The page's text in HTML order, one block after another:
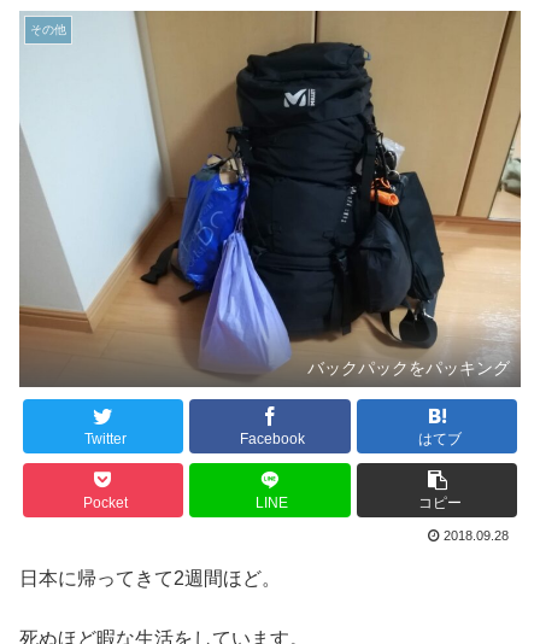
その他
バックパックをパッキング
Twitter Facebook はてブ
Pocket LINE コピー
2018.09.28
日本に帰ってきて2週間ほど。
死ぬほど暇な生活をしています。